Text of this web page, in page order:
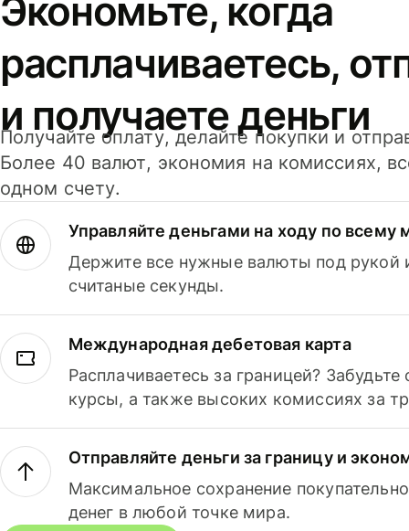
Экономьте, когда
расплачиваетесь,
и получаете деньги
Получайте оплату, делайте покупки и
Более 40 валют, экономия на комиссиях,
одном счету.
Управляйте деньгами на ходу по всему
Держите все нужные валюты под рукой
считаные секунды.
Международная дебетовая карта
Расплачиваетесь за границей?
курсы, а также высоких комиссиях за
Отправляйте деньги за границу и
Максимальное сохранение
денег в любой точке мира.